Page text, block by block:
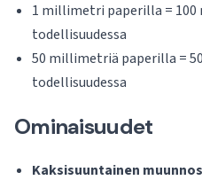
1 millimetri paperilla =
todellisuudessa
50 millimetriä paperilla =
todellisuudessa
Ominaisuudet
Kaksisuuntainen muunnos